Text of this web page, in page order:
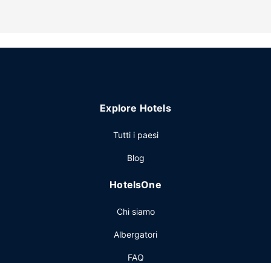
Altre attrattive
Explore Hotels
Tutti i paesi
Blog
HotelsOne
Chi siamo
Albergatori
FAQ